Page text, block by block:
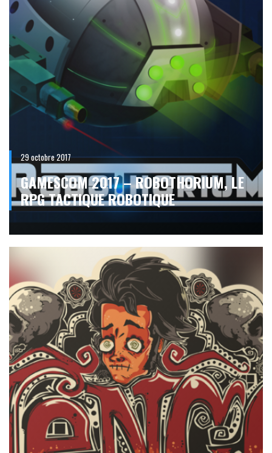
29 octobre 2017
GAMESCOM 2017 – ROBOTHORIUM, LE
RPG TACTIQUE ROBOTIQUE